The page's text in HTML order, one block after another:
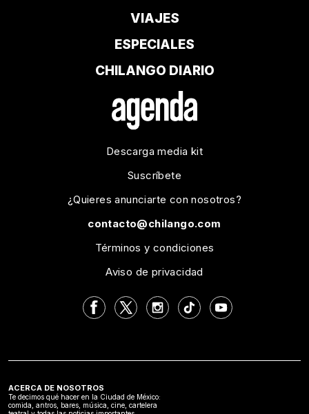
VIAJES
ESPECIALES
CHILANGO DIARIO
Descarga media kit
Suscríbete
¿Quieres anunciarte con nosotros?
contacto@chilango.com
Términos y condiciones
Aviso de privacidad
ACERCA DE NOSOTROS
Te decimos qué hacer en la Ciudad de México:
comida, antros, bares, música, cine, cartelera